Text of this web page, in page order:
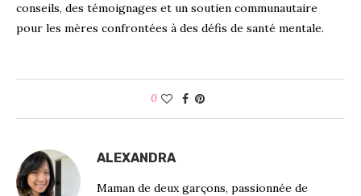
conseils, des témoignages et un soutien communautaire
pour les mères confrontées à des défis de santé mentale.
0
ALEXANDRA
Maman de deux garçons, passionnée de